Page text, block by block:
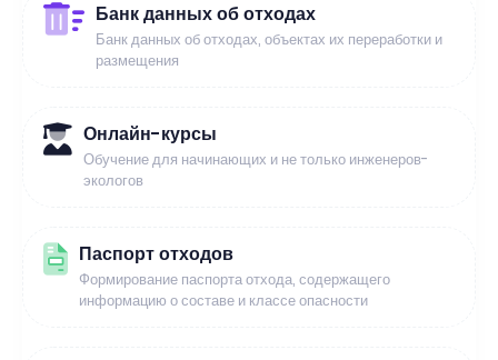
Банк данных об отходах
Банк данных об отходах, объектах их переработки и
размещения
Онлайн-курсы
Обучение для начинающих и не только инженеров-
экологов
Паспорт отходов
Формирование паспорта отхода, содержащего
информацию о составе и классе опасности